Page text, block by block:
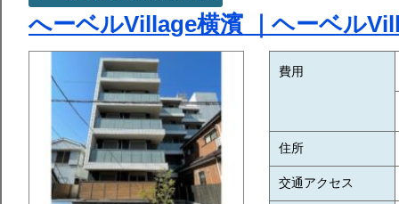
へーベルVillage横濱 ｜ヘーベル
費用
住所
交通アクセス